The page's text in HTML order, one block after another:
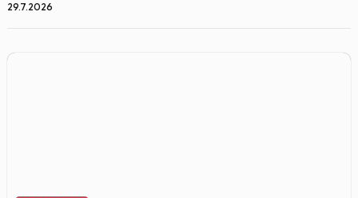
29.7.2026